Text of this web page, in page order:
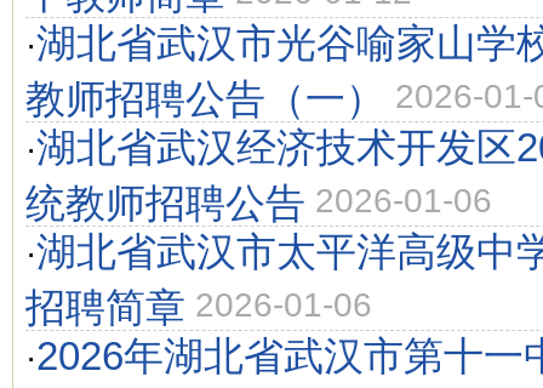
·湖北省武汉市光谷喻家山学
教师招聘公告（一）
2026-01-
·湖北省武汉经济技术开发区
统教师招聘公告 2026-01-06
·湖北省武汉市太平洋高级中
招聘简章 2026-01-06
·2026年湖北省武汉市第十一